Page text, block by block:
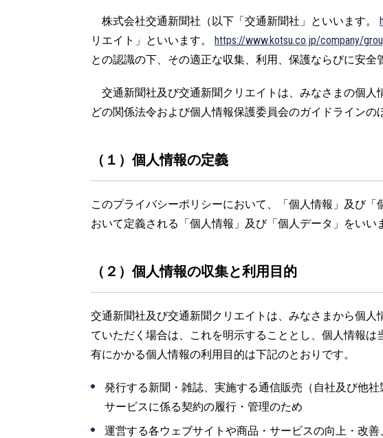
株式会社交通新聞社（以下「交通新聞社」といいます。
リエイト」といいます。 https://www.kotsu.co.jp/company/
との認識の下、その適正な収集、利用、保護ならびに安
交通新聞社及び交通新聞クリエイトは、みなさまの個人
どの関係法令および個人情報保護委員会のガイドラインの
（１）個人情報の定義
このプライバシーポリシーにおいて、「個人情報」及び
おいて定義される「個人情報」及び「個人データ」をいい
（２）個人情報の収集と利用目的
交通新聞社及び交通新聞クリエイトは、みなさまから個
ていただく場合は、これを明示することとし、個人情報
有にかかる個人情報の利用目的は下記のとおりです。
発行する新聞・雑誌、実施する通信販売（自社及び他
サービスに係る契約の履行・管理のため
運営する各ウェブサイトや商品・サービスの向上・改